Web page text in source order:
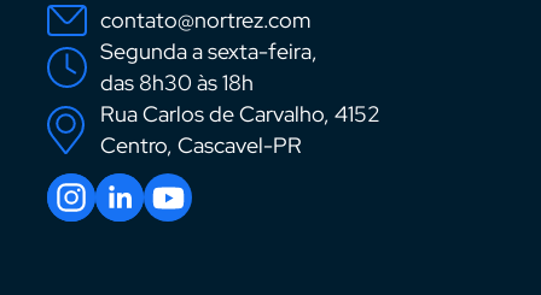
contato@nortrez.com
Segunda a sexta-feira,
das 8h30 às 18h
Rua Carlos de Carvalho, 4152
Centro, Cascavel-PR